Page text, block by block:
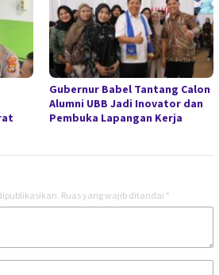
Gubernur Babel Tantang Calon
Alumni UBB Jadi Inovator dan
Pembuka Lapangan Kerja
Ruas yang wajib ditandai *